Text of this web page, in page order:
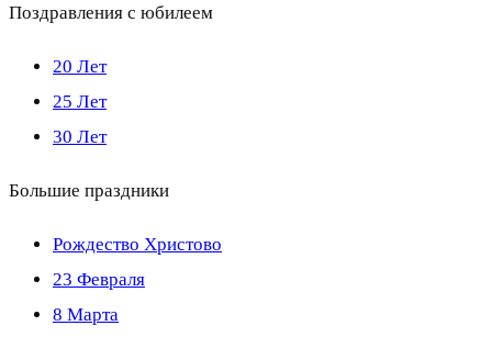
Поздравления с юбилеем
20 Лет
25 Лет
30 Лет
Большие праздники
Рождество Христово
23 Февраля
8 Марта